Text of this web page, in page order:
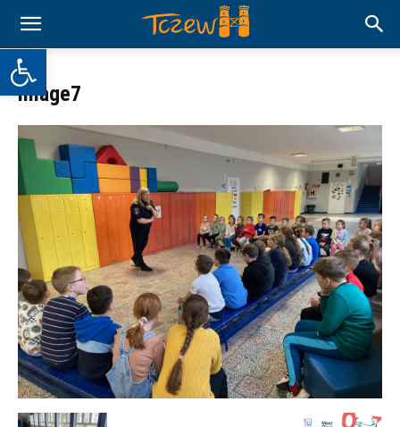
Otwórz pasek narzędzi
image7